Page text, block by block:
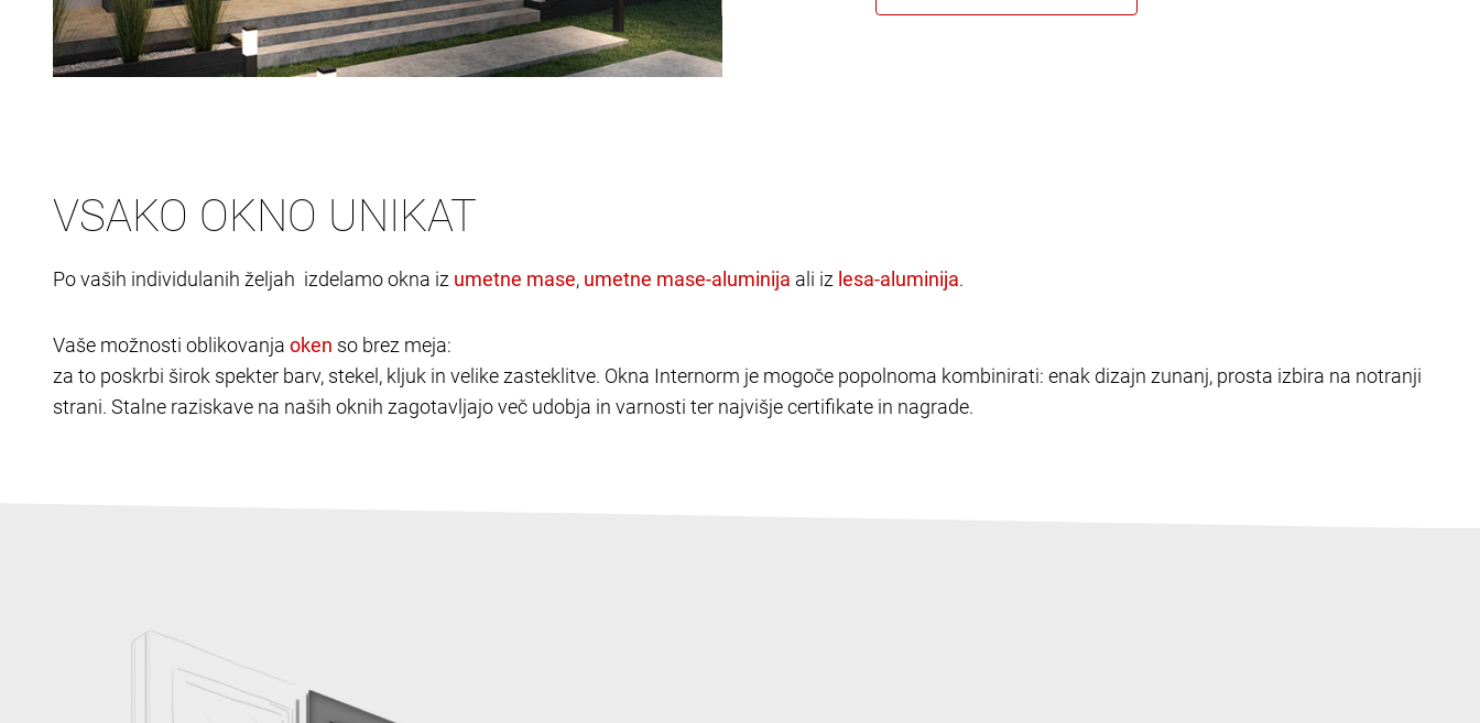
VSAKO OKNO UNIKAT
Po vaših individulanih željah izdelamo okna iz , ali iz .
Vaše možnosti oblikovanja
so brez meja:
za to poskrbi širok spekter barv, stekel, kljuk in velike zasteklitve. Okna Internorm je mogoče popolnoma kombinirati: enak dizajn zunanj, prosta izbira na notranji
strani. Stalne raziskave na naših oknih zagotavljajo več udobja in varnosti ter najvišje certifikate in nagrade.